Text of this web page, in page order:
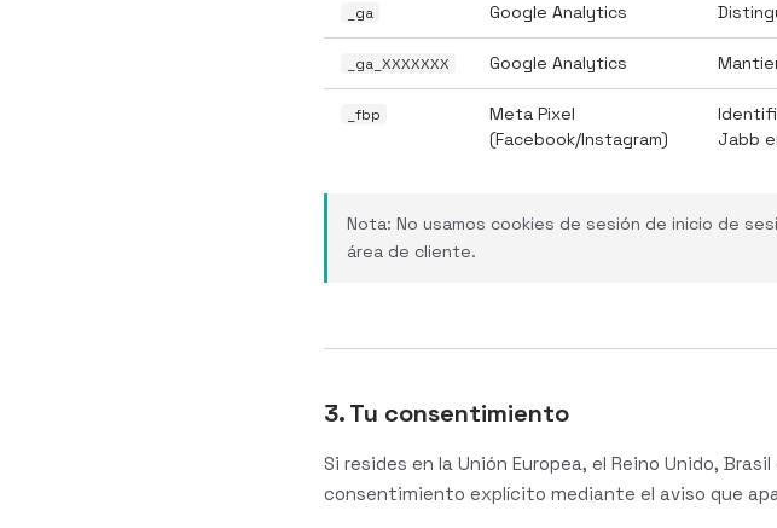
_ga Google Analytics
_ga_XXXXXXX Google Analytics
_fbp
Meta Pixel
(Facebook/Instagram)
Jabb
Nota: No usamos cookies de sesión de inicio de
área de cliente.
3. Tu consentimiento
Si resides en la Unión Europea, el Reino Unido,
consentimiento explícito mediante el aviso que